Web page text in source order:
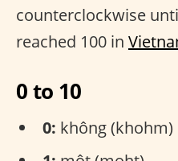
counterclockwise
reached 100 in
0 to 10
0: không (khohm)